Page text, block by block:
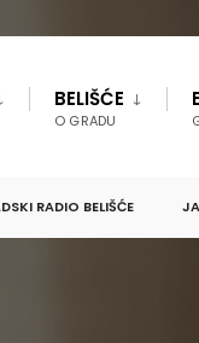
BELIŠĆE
O GRADU
RADIO BELIŠĆE